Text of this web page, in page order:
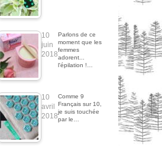
10
juin
2018
Parlons de ce
moment que les
femmes
adorent...
l'épilation !…
10
avril
2018
Comme 9
Français sur 10,
je suis touchée
par le…